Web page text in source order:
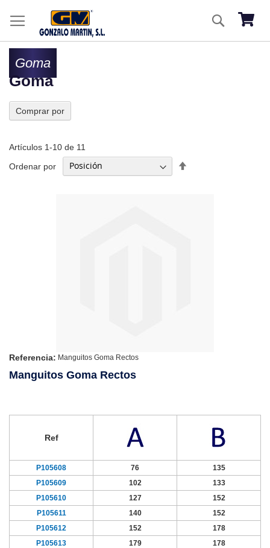
Mi
Buscar
Goma
Goma
Artículos 1-10 de 11
Ordenar por
Referencia: Manguitos Goma Rectos
Manguitos Goma Rectos
Ref
P105608 76
135
P105609
102
133
P105610
127
152
P105611
140
152
P105612
152
178
P105613
179
178
Comprar por